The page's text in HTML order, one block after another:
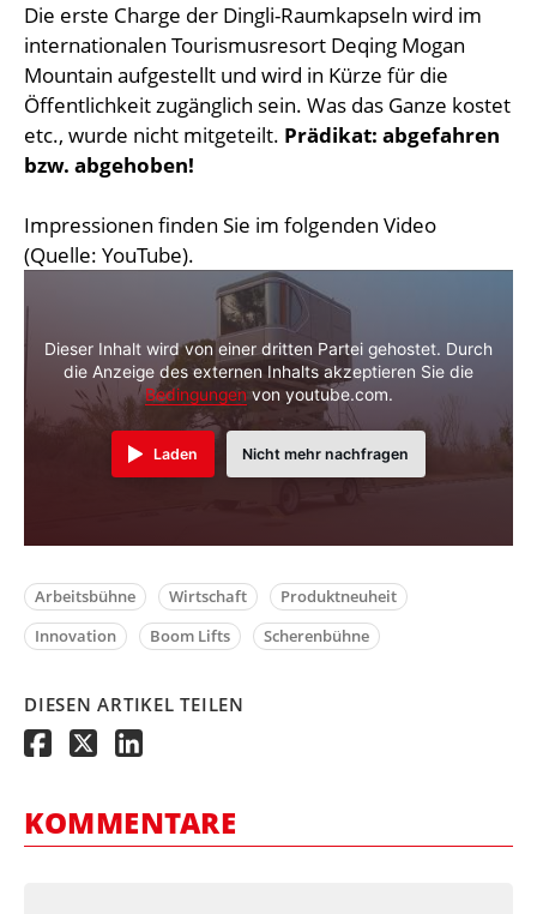
Die erste Charge der Dingli-Raumkapseln wird im
internationalen Tourismusresort Deqing Mogan
Mountain aufgestellt und wird in Kürze für die
Öffentlichkeit zugänglich sein. Was das Ganze kostet
etc., wurde nicht mitgeteilt. Prädikat: abgefahren
bzw. abgehoben!
Impressionen finden Sie im folgenden Video
(Quelle: YouTube).
Dieser Inhalt wird von einer dritten Partei gehostet. Durch
die Anzeige des externen Inhalts akzeptieren Sie die
Bedingungenvon youtube.com.
Laden Nicht mehr nachfragen
Arbeitsbühne Wirtschaft
Produktneuheit
Innovation
Boom Lifts Scherenbühne
DIESEN ARTIKEL TEILEN
KOMMENTARE